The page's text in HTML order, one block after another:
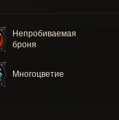
Непробиваемая
броня
Многоцветие